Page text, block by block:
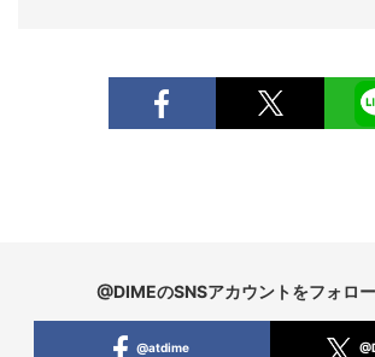
@DIMEのSNSアカウントをフォロ
@atdime